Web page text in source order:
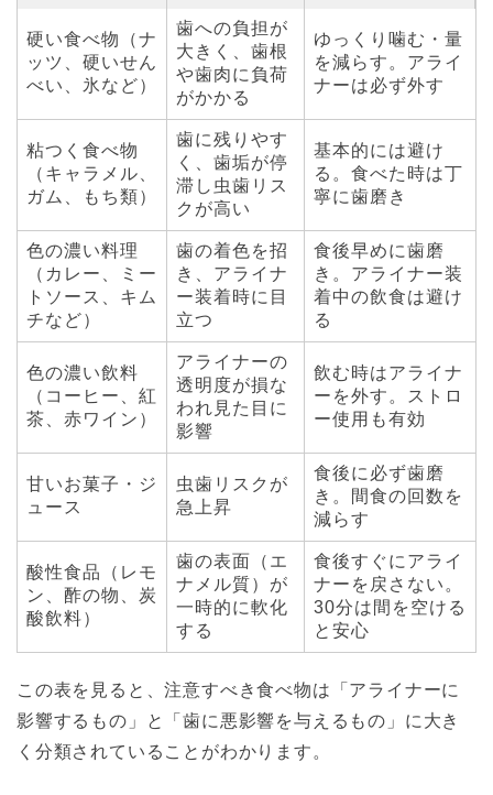
硬い食べ物（ナ
ッツ、硬いせん
べい、氷など）
歯への負担が
大きく、歯根
や歯肉に負荷
がかかる
ゆっくり噛む・量
を減らす。アライ
ナーは必ず外す
粘つく食べ物
（キャラメル、
ガム、もち類）
歯に残りやす
く、歯垢が停
滞し虫歯リス
クが高い
基本的には避け
る。食べた時は丁
寧に歯磨き
色の濃い料理
（カレー、ミー
トソース、キム
チなど）
歯の着色を招
き、アライナ
ー装着時に目
立つ
食後早めに歯磨
き。アライナー装
着中の飲食は避け
る
色の濃い飲料
（コーヒー、紅
茶、赤ワイン）
アライナーの
透明度が損な
われ見た目に
影響
飲む時はアライナ
ーを外す。ストロ
ー使用も有効
甘いお菓子・ジ
ュース
虫歯リスクが
急上昇
食後に必ず歯磨
き。間食の回数を
減らす
酸性食品（レモ
ン、酢の物、炭
酸飲料）
歯の表面（エ
ナメル質）が
一時的に軟化
する
食後すぐにアライ
ナーを戻さない。
30分は間を空ける
と安心
この表を見ると、注意すべき食べ物は「アライナーに
影響するもの」と「歯に悪影響を与えるもの」に大き
く分類されていることがわかります。